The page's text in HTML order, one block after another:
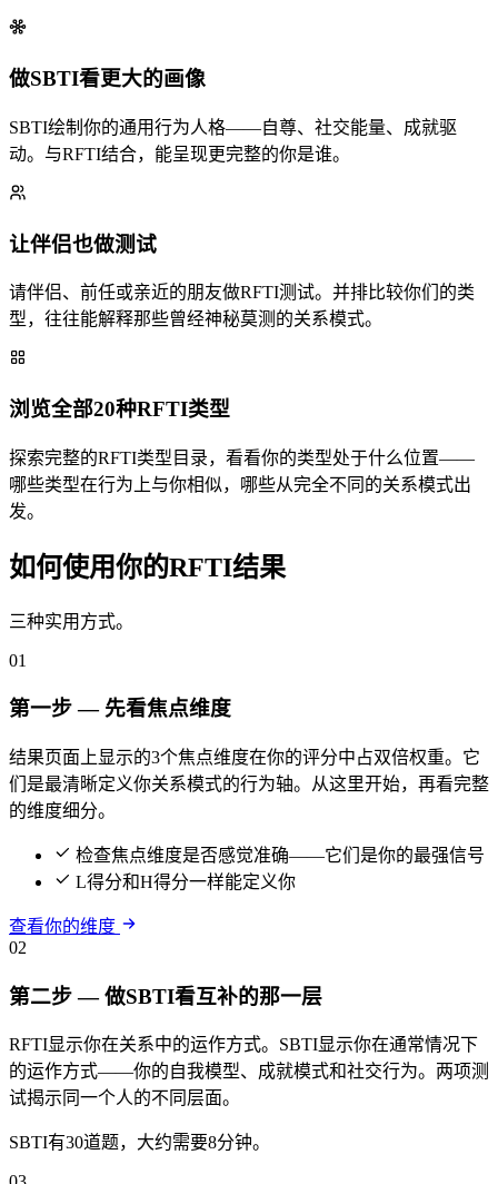
做SBTI看更大的画像
SBTI绘制你的通用行为人格——自尊、社交能量、成就驱
动。与RFTI结合，能呈现更完整的你是谁。
让伴侣也做测试
请伴侣、前任或亲近的朋友做RFTI测试。并排比较你们的类
型，往往能解释那些曾经神秘莫测的关系模式。
浏览全部20种RFTI类型
探索完整的RFTI类型目录，看看你的类型处于什么位置——
哪些类型在行为上与你相似，哪些从完全不同的关系模式出
发。
如何使用你的RFTI结果
三种实用方式。
01
第一步 — 先看焦点维度
结果页面上显示的3个焦点维度在你的评分中占双倍权重。它
们是最清晰定义你关系模式的行为轴。从这里开始，再看完整
的维度细分。
检查焦点维度是否感觉准确——它们是你的最强信号
L得分和H得分一样能定义你
查看你的维度
02
第二步 — 做SBTI看互补的那一层
RFTI显示你在关系中的运作方式。SBTI显示你在通常情况下
的运作方式——你的自我模型、成就模式和社交行为。两项测
试揭示同一个人的不同层面。
SBTI有30道题，大约需要8分钟。